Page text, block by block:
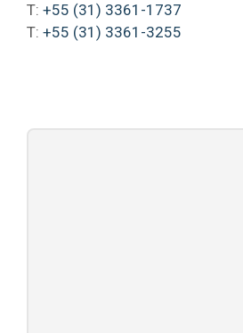
T: +55 (31) 3361-1737
T: +55 (31) 3361-3255